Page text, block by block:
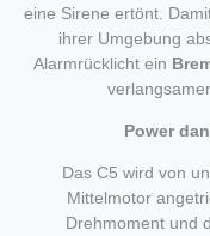
eine Sirene ertönt.
ihrer Umgebung
Alarmrücklicht ein
Power
Das C5 wird von
Mittelmotor
Drehmoment und